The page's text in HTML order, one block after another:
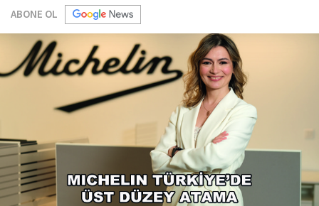
ABONE OL